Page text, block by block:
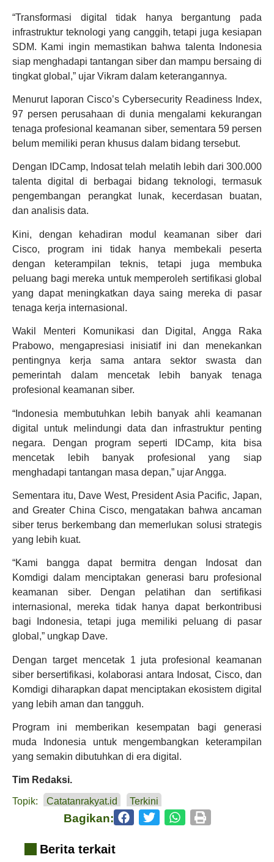
“Transformasi digital tidak hanya bergantung pada
infrastruktur teknologi yang canggih, tetapi juga kesiapan
SDM. Kami ingin memastikan bahwa talenta Indonesia
siap menghadapi tantangan siber dan mampu bersaing di
tingkat global,” ujar Vikram dalam keterangannya.
Menurut laporan Cisco’s Cybersecurity Readiness Index,
97 persen perusahaan di dunia mengalami kekurangan
tenaga profesional keamanan siber, sementara 59 persen
belum memiliki peran khusus dalam bidang tersebut.
Dengan IDCamp, Indosat telah melatih lebih dari 300.000
talenta digital di berbagai bidang teknologi, termasuk
pengembangan perangkat lunak, kecerdasan buatan,
dan analisis data.
Kini, dengan kehadiran modul keamanan siber dari
Cisco, program ini tidak hanya membekali peserta
dengan keterampilan teknis, tetapi juga membuka
peluang bagi mereka untuk memperoleh sertifikasi global
yang dapat meningkatkan daya saing mereka di pasar
tenaga kerja internasional.
Wakil Menteri Komunikasi dan Digital, Angga Raka
Prabowo, mengapresiasi inisiatif ini dan menekankan
pentingnya kerja sama antara sektor swasta dan
pemerintah dalam mencetak lebih banyak tenaga
profesional keamanan siber.
“Indonesia membutuhkan lebih banyak ahli keamanan
digital untuk melindungi data dan infrastruktur penting
negara. Dengan program seperti IDCamp, kita bisa
mencetak lebih banyak profesional yang siap
menghadapi tantangan masa depan,” ujar Angga.
Sementara itu, Dave West, President Asia Pacific, Japan,
and Greater China Cisco, mengatakan bahwa ancaman
siber terus berkembang dan memerlukan solusi strategis
yang lebih kuat.
“Kami bangga dapat bermitra dengan Indosat dan
Komdigi dalam menciptakan generasi baru profesional
keamanan siber. Dengan pelatihan dan sertifikasi
internasional, mereka tidak hanya dapat berkontribusi
bagi Indonesia, tetapi juga memiliki peluang di pasar
global,” ungkap Dave.
Dengan target mencetak 1 juta profesional keamanan
siber bersertifikasi, kolaborasi antara Indosat, Cisco, dan
Komdigi diharapkan dapat menciptakan ekosistem digital
yang lebih aman dan tangguh.
Program ini memberikan kesempatan bagi generasi
muda Indonesia untuk mengembangkan keterampilan
yang semakin dibutuhkan di era digital.
Tim Redaksi.
Topik: Catatanrakyat.id Terkini
Bagikan:
Berita terkait